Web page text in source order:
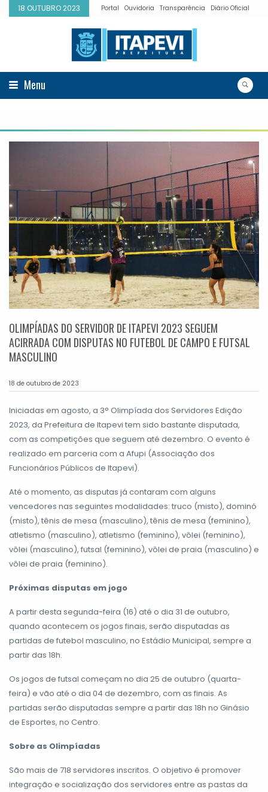
18 OUTUBRO 2023 Portal Ouvidoria Transparência Diário Oficial
Menu
OLIMPÍADAS DO SERVIDOR DE ITAPEVI 2023 SEGUEM
ACIRRADA COM DISPUTAS NO FUTEBOL DE CAMPO E FUTSAL
MASCULINO
18 de outubro de 2023
Iniciadas em agosto, a 3° Olimpíada dos Servidores Edição
2023, da Prefeitura de Itapevi tem sido bastante disputada,
com as competições que seguem até dezembro. O evento é
realizado em parceria com a Afupi (Associação dos
Funcionários Públicos de Itapevi).
Até o momento, as disputas já contaram com alguns
vencedores nas seguintes modalidades: truco (misto), dominó
(misto), tênis de mesa (masculino), tênis de mesa (feminino),
atletismo (masculino), atletismo (feminino), vôlei (feminino),
vôlei (masculino), futsal (feminino), vôlei de praia (masculino) e
vôlei de praia (feminino).
Próximas disputas em jogo
A partir desta segunda-feira (16) até o dia 31 de outubro,
quando acontecem os jogos finais, serão disputadas as
partidas de futebol masculino, no Estádio Municipal, sempre a
partir das 18h.
Os jogos de futsal começam no dia 25 de outubro (quarta-
feira) e vão até o dia 04 de dezembro, com as finais. As
partidas serão disputadas sempre a partir das 18h no Ginásio
de Esportes, no Centro.
Sobre as Olimpíadas
São mais de 718 servidores inscritos. O objetivo é promover
integração e socialização dos servidores entre as pastas da